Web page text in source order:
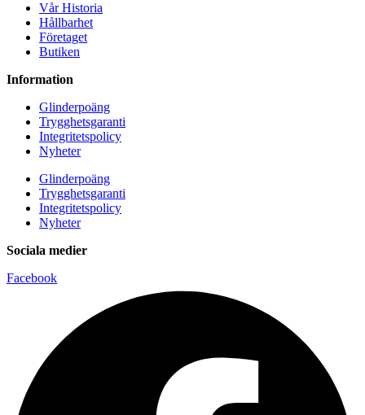
Vår Historia
Hållbarhet
Företaget
Butiken
Information
Glinderpoäng
Trygghetsgaranti
Integritetspolicy
Nyheter
Glinderpoäng
Trygghetsgaranti
Integritetspolicy
Nyheter
Sociala medier
Facebook